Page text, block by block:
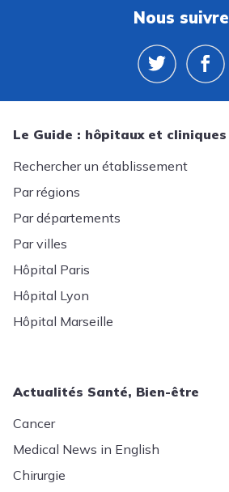
Nous suivre
Le Guide : hôpitaux et cliniques
Rechercher un établissement
Par régions
Par départements
Par villes
Hôpital Paris
Hôpital Lyon
Hôpital Marseille
Actualités Santé, Bien-être
Cancer
Medical News in English
Chirurgie